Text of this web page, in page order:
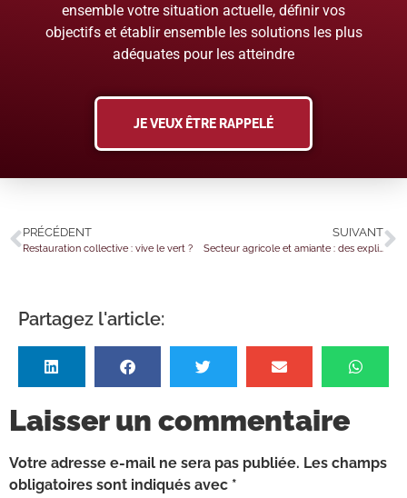
ensemble votre situation actuelle, définir vos
objectifs et établir ensemble les solutions les plus
adéquates pour les atteindre
JE VEUX ÊTRE RAPPELÉ
PRÉCÉDENT
Restauration collective : vive le vert ?
SUIVANT
Secteur agricole et amiante : des explications bienvenues
Partagez l'article:
Laisser un commentaire
Votre adresse e-mail ne sera pas publiée. Les champs
obligatoires sont indiqués avec *